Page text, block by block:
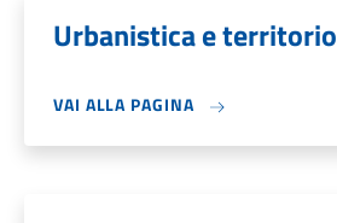
Urbanistica e territorio
VAI ALLA PAGINA